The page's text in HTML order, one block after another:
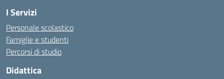
I Servizi
Personale scolastico
Famiglie e studenti
Percorsi di studio
Didattica